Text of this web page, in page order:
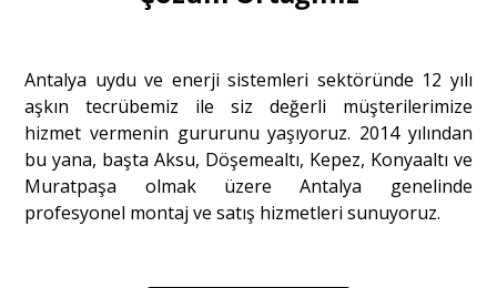
Antalya uydu ve enerji sistemleri sektöründe 12 yılı
aşkın tecrübemiz ile siz değerli müşterilerimize
hizmet vermenin gururunu yaşıyoruz. 2014 yılından
bu yana, başta Aksu, Döşemealtı, Kepez, Konyaaltı ve
Muratpaşa olmak üzere Antalya genelinde
profesyonel montaj ve satış hizmetleri sunuyoruz.